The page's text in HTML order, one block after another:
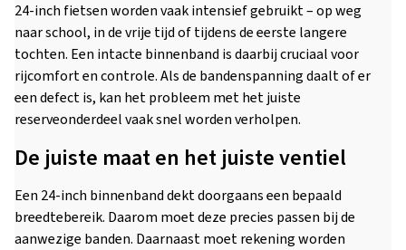
24-inch fietsen worden vaak intensief gebruikt – op weg
naar school, in de vrije tijd of tijdens de eerste langere
tochten. Een intacte binnenband is daarbij cruciaal voor
rijcomfort en controle. Als de bandenspanning daalt of er
een defect is, kan het probleem met het juiste
reserveonderdeel vaak snel worden verholpen.
De juiste maat en het juiste ventiel
Een 24-inch binnenband dekt doorgaans een bepaald
breedtebereik. Daarom moet deze precies passen bij de
aanwezige banden. Daarnaast moet rekening worden